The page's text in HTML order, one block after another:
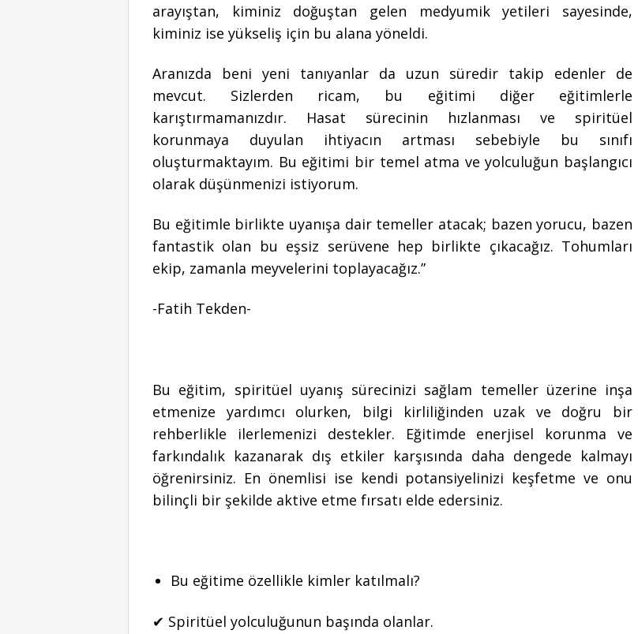
arayıştan, kiminiz doğuştan gelen medyumik yetileri sayesinde,
kiminiz ise yükseliş için bu alana yöneldi.
Aranızda beni yeni tanıyanlar da uzun süredir takip edenler de
mevcut. Sizlerden ricam, bu eğitimi diğer eğitimlerle
karıştırmamanızdır. Hasat sürecinin hızlanması ve spiritüel
korunmaya duyulan ihtiyacın artması sebebiyle bu sınıfı
oluşturmaktayım. Bu eğitimi bir temel atma ve yolculuğun başlangıcı
olarak düşünmenizi istiyorum.
Bu eğitimle birlikte uyanışa dair temeller atacak; bazen yorucu, bazen
fantastik olan bu eşsiz serüvene hep birlikte çıkacağız. Tohumları
ekip, zamanla meyvelerini toplayacağız.”
-Fatih Tekden-
Bu eğitim, spiritüel uyanış sürecinizi sağlam temeller üzerine inşa
etmenize yardımcı olurken, bilgi kirliliğinden uzak ve doğru bir
rehberlikle ilerlemenizi destekler. Eğitimde enerjisel korunma ve
farkındalık kazanarak dış etkiler karşısında daha dengede kalmayı
öğrenirsiniz. En önemlisi ise kendi potansiyelinizi keşfetme ve onu
bilinçli bir şekilde aktive etme fırsatı elde edersiniz.
Bu eğitime özellikle kimler katılmalı?
✔ Spiritüel yolculuğunun başında olanlar.